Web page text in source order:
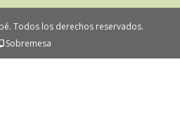
Todos los derechos reservados.
Sobremesa